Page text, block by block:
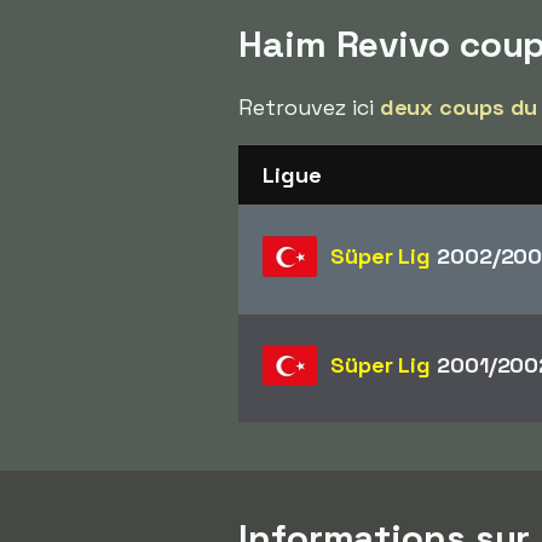
Haim Revivo
Retrouvez ici deux coups
Ligue
Süper Lig 2002/
Süper Lig 2001/